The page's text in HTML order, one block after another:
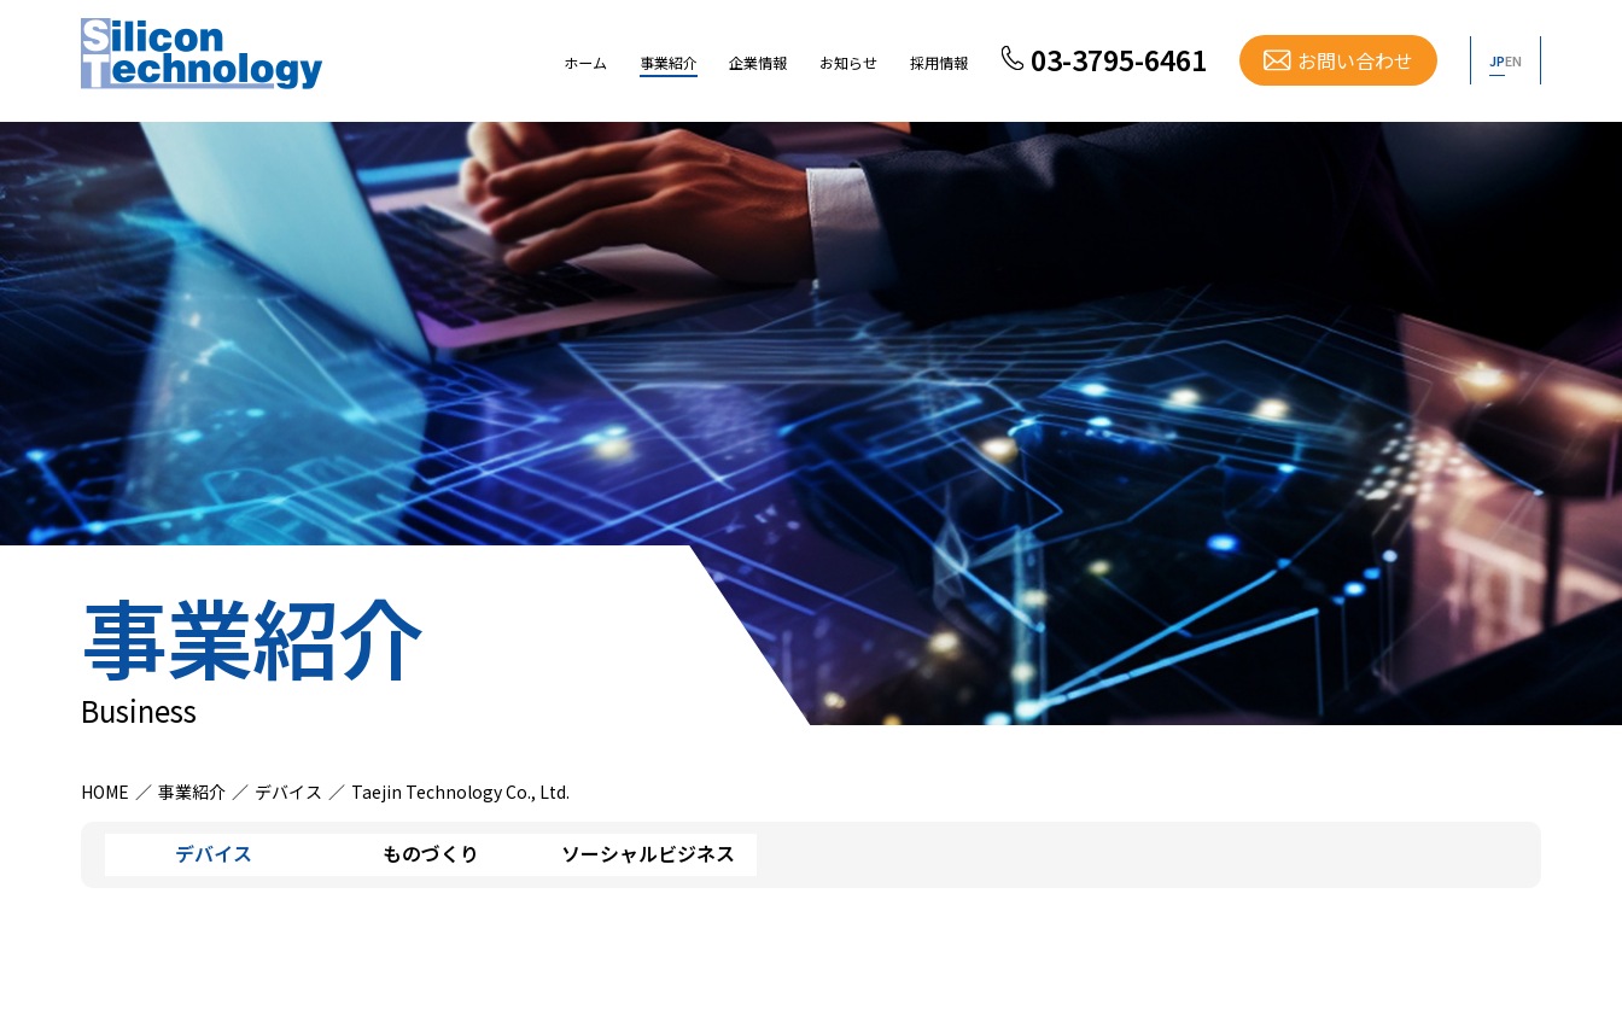
ホーム 事業紹介 企業情報 お知らせ 採用情報 03-3795-6461 お問い合わせ JPEN
事業紹介
Business
HOME 事業紹介 デバイス Taejin Technology Co., Ltd.
デバイス ものづくり ソーシャルビジネス